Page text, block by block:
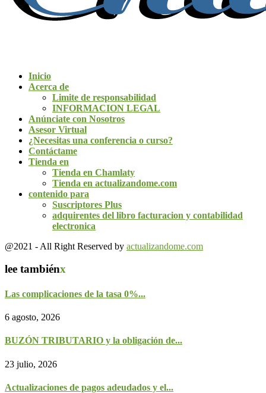
Inicio
Acerca de
Limite de responsabilidad
INFORMACION LEGAL
Anúnciate con Nosotros
Asesor Virtual
¿Necesitas una conferencia o curso?
Contáctame
Tienda en
Tienda en Chamlaty
Tienda en actualizandome.com
contenido para
Suscriptores Plus
adquirentes del libro facturacion y contabilidad
electronica
@2021 - All Right Reserved by actualizandome.com
lee tambiénx
Las complicaciones de la tasa 0%...
6 agosto, 2026
BUZÓN TRIBUTARIO y la obligación de...
23 julio, 2026
Actualizaciones de pagos adeudados y el...